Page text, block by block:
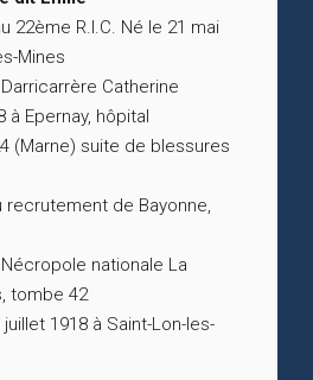
22ème R.I.C. Né le 21 mai
Mines
Catherine
à Epernay, hôpital
(Marne) suite de blessures
recrutement de Bayonne,
nationale La
tombe 42
1918 à Saint-Lon-les-